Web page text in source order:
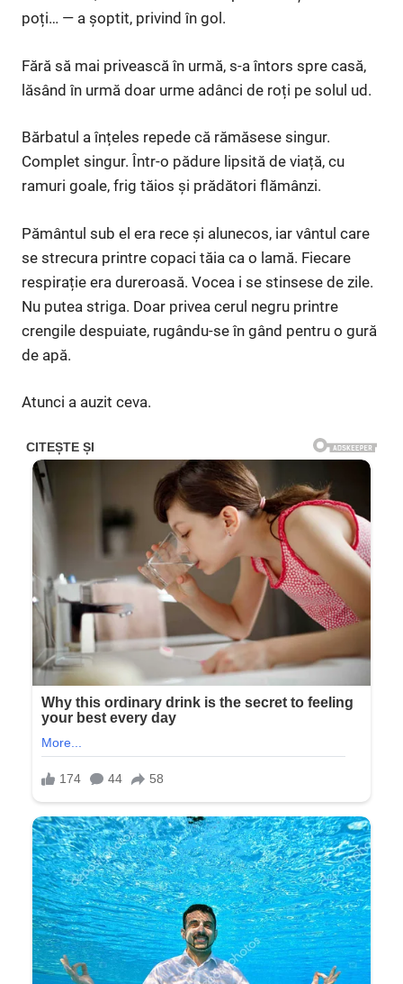
poți… — a șoptit, privind în gol.
Fără să mai privească în urmă, s-a întors spre casă,
lăsând în urmă doar urme adânci de roți pe solul ud.
Bărbatul a înțeles repede că rămăsese singur.
Complet singur. Într-o pădure lipsită de viață, cu
ramuri goale, frig tăios și prădători flămânzi.
Pământul sub el era rece și alunecos, iar vântul care
se strecura printre copaci tăia ca o lamă. Fiecare
respirație era dureroasă. Vocea i se stinsese de zile.
Nu putea striga. Doar privea cerul negru printre
crengile despuiate, rugându-se în gând pentru o gură
de apă.
Atunci a auzit ceva.